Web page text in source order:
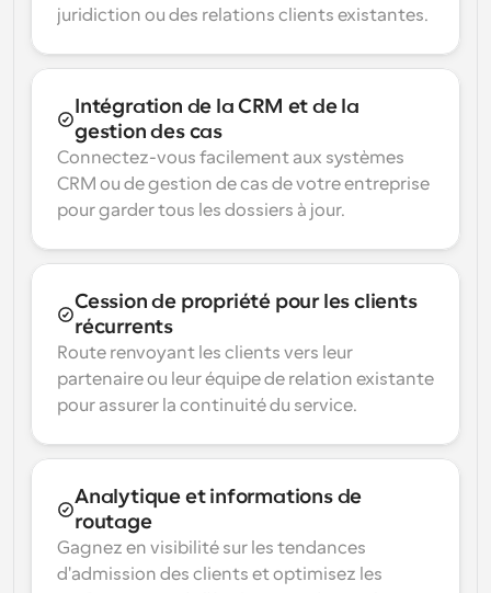
juridiction ou des relations clients existantes.
Intégration de la CRM et de la
gestion des cas
Connectez-vous facilement aux systèmes
CRM ou de gestion de cas de votre entreprise
pour garder tous les dossiers à jour.
Cession de propriété pour les clients
récurrents
Route renvoyant les clients vers leur
partenaire ou leur équipe de relation existante
pour assurer la continuité du service.
Analytique et informations de
routage
Gagnez en visibilité sur les tendances
d'admission des clients et optimisez les